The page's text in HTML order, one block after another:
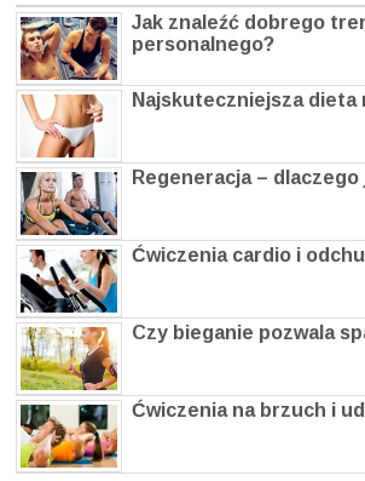
Jak znaleźć dobrego
personalnego?
Najskuteczniejsza dieta
Regeneracja –
Ćwiczenia cardio i
Czy bieganie pozwala
Ćwiczenia na brzuch i